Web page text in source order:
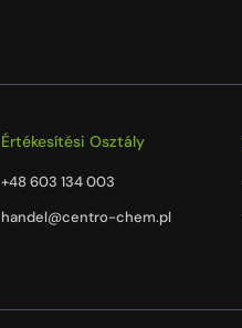
Értékesítési Osztály
+48 603 134 003
handel@centro-chem.pl